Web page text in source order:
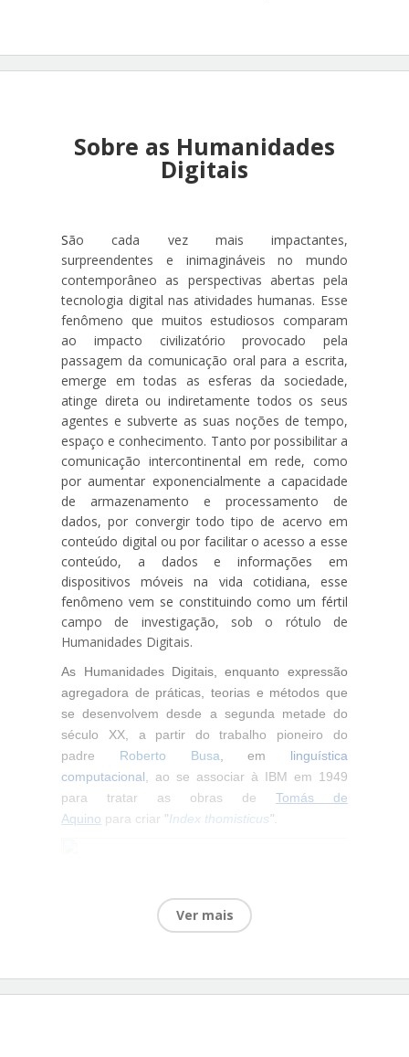
Sobre as Humanidades
Digitais
São cada vez mais impactantes,
surpreendentes e inimagináveis no mundo
contemporâneo as perspectivas abertas pela
tecnologia digital nas atividades humanas. Esse
fenômeno que muitos estudiosos comparam
ao impacto civilizatório provocado pela
passagem da comunicação oral para a escrita,
emerge em todas as esferas da sociedade,
atinge direta ou indiretamente todos os seus
agentes e subverte as suas noções de tempo,
espaço e conhecimento. Tanto por possibilitar a
comunicação intercontinental em rede, como
por aumentar exponencialmente a capacidade
de armazenamento e processamento de
dados, por convergir todo tipo de acervo em
conteúdo digital ou por facilitar o acesso a esse
conteúdo, a dados e informações em
dispositivos móveis na vida cotidiana, esse
fenômeno vem se constituindo como um fértil
campo de investigação, sob o rótulo de
Humanidades Digitais.
As Humanidades Digitais, enquanto expressão
agregadora de práticas, teorias e métodos que
se desenvolvem desde a segunda metade do
século XX, a partir do trabalho pioneiro do
padre Roberto Busa , em linguística
computacional , ao se associar à IBM em 1949
para tratar as obras de Tomás de
Aquino para criar "Index thomisticus"
Ver mais